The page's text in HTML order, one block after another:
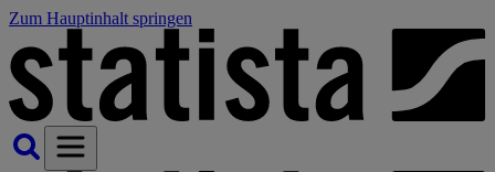
Zum Hauptinhalt springen